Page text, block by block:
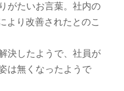
がたいお言葉。社内の
より改善されたとのこ
決したようで、社員が
は無くなったようで